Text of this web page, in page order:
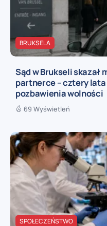
BRUKSELA
Sąd w Brukseli skazał
partnerce – cztery
pozbawienia wolności
69 Wyświetleń
SPOŁECZEŃSTWO